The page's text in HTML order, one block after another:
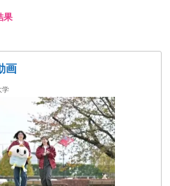
果
画
学